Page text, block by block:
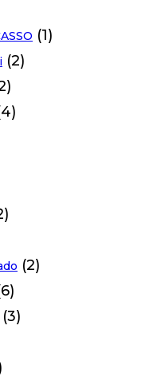
(1)
(2)
(2)
(3)